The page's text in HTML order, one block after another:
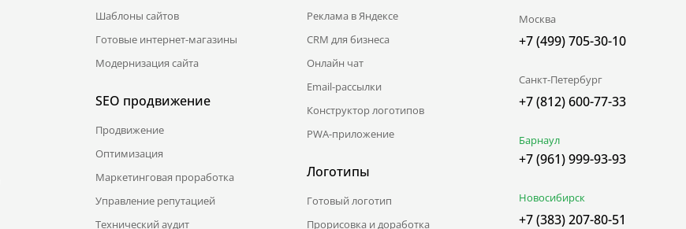
Шаблоны сайтов
Готовые интернет-магазины
Модернизация сайта
SEO продвижение
Продвижение
Оптимизация
Маркетинговая проработка
Управление репутацией
Технический аудит
Реклама в Яндексе
CRM для бизнеса
Онлайн чат
Email-рассылки
Конструктор логотипов
PWA-приложение
Логотипы
Готовый логотип
Прорисовка и доработка
Москва
+7 (499) 705-30-10
Санкт-Петербург
+7 (812) 600-77-33
Барнаул
+7 (961) 999-93-93
Новосибирск
+7 (383) 207-80-51